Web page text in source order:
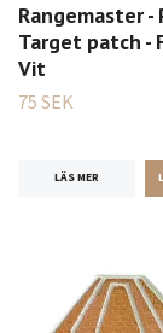
Rangemaster -
Target patch -
Vit
75 SEK
LÄS MER